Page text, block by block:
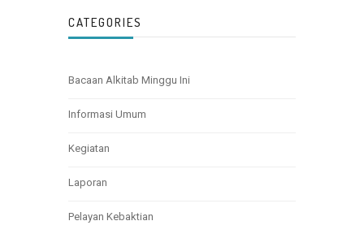
CATEGORIES
Bacaan Alkitab Minggu Ini
Informasi Umum
Kegiatan
Laporan
Pelayan Kebaktian